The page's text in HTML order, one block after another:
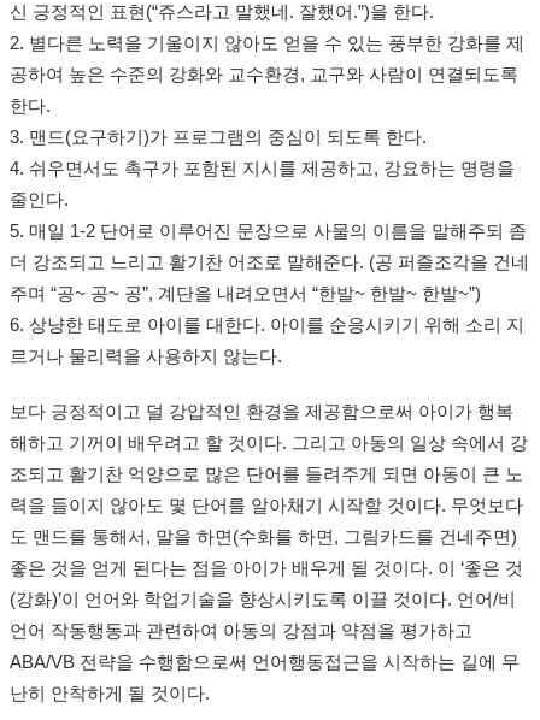
신 긍정적인 표현(“쥬스라고 말했네. 잘했어.”)을 한다.
2. 별다른 노력을 기울이지 않아도 얻을 수 있는 풍부한 강화를 제
공하여 높은 수준의 강화와 교수환경, 교구와 사람이 연결되도록
한다.
3. 맨드(요구하기)가 프로그램의 중심이 되도록 한다.
4. 쉬우면서도 촉구가 포함된 지시를 제공하고, 강요하는 명령을
줄인다.
5. 매일 1-2 단어로 이루어진 문장으로 사물의 이름을 말해주되 좀
더 강조되고 느리고 활기찬 어조로 말해준다. (공 퍼즐조각을 건네
주며 “공~ 공~ 공”, 계단을 내려오면서 “한발~ 한발~ 한발~”)
6. 상냥한 태도로 아이를 대한다. 아이를 순응시키기 위해 소리 지
르거나 물리력을 사용하지 않는다.
보다 긍정적이고 덜 강압적인 환경을 제공함으로써 아이가 행복
해하고 기꺼이 배우려고 할 것이다. 그리고 아동의 일상 속에서 강
조되고 활기찬 억양으로 많은 단어를 들려주게 되면 아동이 큰 노
력을 들이지 않아도 몇 단어를 알아채기 시작할 것이다. 무엇보다
도 맨드를 통해서, 말을 하면(수화를 하면, 그림카드를 건네주면)
좋은 것을 얻게 된다는 점을 아이가 배우게 될 것이다. 이 ‘좋은 것
(강화)’이 언어와 학업기술을 향상시키도록 이끌 것이다. 언어/비
언어 작동행동과 관련하여 아동의 강점과 약점을 평가하고
ABA/VB 전략을 수행함으로써 언어행동접근을 시작하는 길에 무
난히 안착하게 될 것이다.